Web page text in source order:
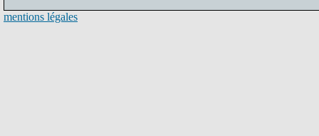
mentions légales